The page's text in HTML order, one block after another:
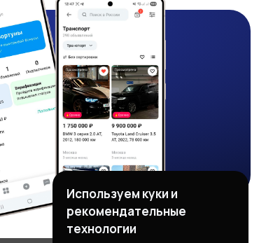
Используем куки и
рекомендательные
технологии